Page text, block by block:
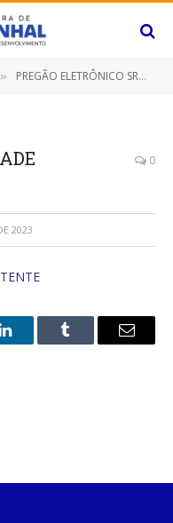
» PREGÃO ELETRÔNICO SRP Nº 041/2023 (CONTRATAÇÃO DE EMPRESA ESPECIALIZADA PARAFORNECIMENTO DE PEÇAS DE VESTUÁRIO (MALHARIA), DESTINADO A ATENDER AS NECESSIDADES DAS DIVERSAS SECRETARIAS/FUNDOS MUNICIPAIS, BEM COMO, O INSTITUTO DE PREVIDÊNCIA DESTE MUNICÍPIO DE CASTANHAL/PARÁ, POR UM PERÍODO DE 12 (DOZE) MESES)
0
2023
O
Tumblr
E-